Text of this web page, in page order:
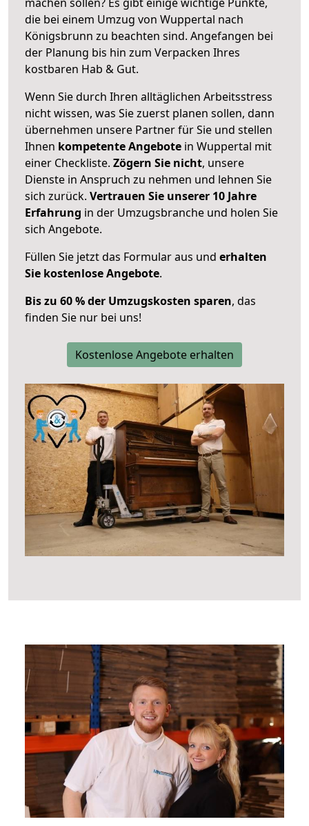
die bei einem Umzug von Wuppertal nach
Königsbrunn zu beachten sind. Angefangen bei
der Planung bis hin zum Verpacken Ihres
kostbaren Hab & Gut.
Wenn Sie durch Ihren alltäglichen Arbeitsstress
nicht wissen, was Sie zuerst planen sollen, dann
übernehmen unsere Partner für Sie und stellen
Ihnen kompetente Angebote in Wuppertal mit
einer Checkliste. Zögern Sie nicht, unsere
Dienste in Anspruch zu nehmen und lehnen Sie
sich zurück. Vertrauen Sie unserer 10 Jahre
Erfahrung in der Umzugsbranche und holen Sie
sich Angebote.
Füllen Sie jetzt das Formular aus und erhalten
Sie kostenlose Angebote.
Bis zu 60 % der Umzugskosten sparen, das
finden Sie nur bei uns!
Kostenlose Angebote erhalten